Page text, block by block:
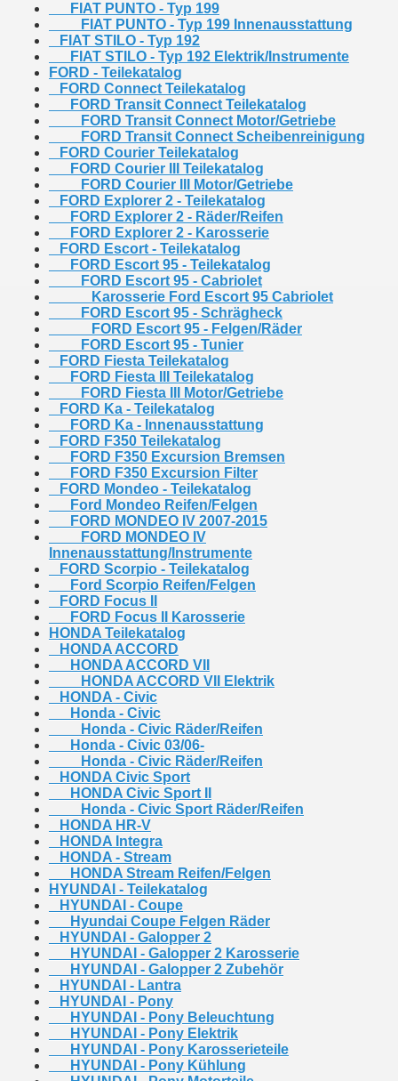
FIAT PUNTO - Typ 199
FIAT PUNTO - Typ 199 Innenausstattung
FIAT STILO - Typ 192
FIAT STILO - Typ 192 Elektrik/Instrumente
FORD - Teilekatalog
FORD Connect Teilekatalog
FORD Transit Connect Teilekatalog
FORD Transit Connect Motor/Getriebe
FORD Transit Connect Scheibenreinigung
FORD Courier Teilekatalog
FORD Courier III Teilekatalog
FORD Courier III Motor/Getriebe
FORD Explorer 2 - Teilekatalog
FORD Explorer 2 - Räder/Reifen
FORD Explorer 2 - Karosserie
FORD Escort - Teilekatalog
FORD Escort 95 - Teilekatalog
FORD Escort 95 - Cabriolet
Karosserie Ford Escort 95 Cabriolet
FORD Escort 95 - Schrägheck
FORD Escort 95 - Felgen/Räder
FORD Escort 95 - Tunier
FORD Fiesta Teilekatalog
FORD Fiesta III Teilekatalog
FORD Fiesta III Motor/Getriebe
FORD Ka - Teilekatalog
FORD Ka - Innenausstattung
FORD F350 Teilekatalog
FORD F350 Excursion Bremsen
FORD F350 Excursion Filter
FORD Mondeo - Teilekatalog
Ford Mondeo Reifen/Felgen
FORD MONDEO IV 2007-2015
FORD MONDEO IV
Innenausstattung/Instrumente
FORD Scorpio - Teilekatalog
Ford Scorpio Reifen/Felgen
FORD Focus II
FORD Focus II Karosserie
HONDA Teilekatalog
HONDA ACCORD
HONDA ACCORD VII
HONDA ACCORD VII Elektrik
HONDA - Civic
Honda - Civic
Honda - Civic Räder/Reifen
Honda - Civic 03/06-
Honda - Civic Räder/Reifen
HONDA Civic Sport
HONDA Civic Sport II
Honda - Civic Sport Räder/Reifen
HONDA HR-V
HONDA Integra
HONDA - Stream
HONDA Stream Reifen/Felgen
HYUNDAI - Teilekatalog
HYUNDAI - Coupe
Hyundai Coupe Felgen Räder
HYUNDAI - Galopper 2
HYUNDAI - Galopper 2 Karosserie
HYUNDAI - Galopper 2 Zubehör
HYUNDAI - Lantra
HYUNDAI - Pony
HYUNDAI - Pony Beleuchtung
HYUNDAI - Pony Elektrik
HYUNDAI - Pony Karosserieteile
HYUNDAI - Pony Kühlung